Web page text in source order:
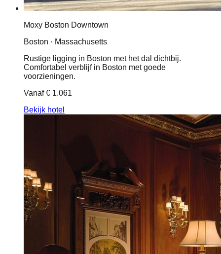
Moxy Boston Downtown
Boston · Massachusetts
Rustige ligging in Boston met het dal dichtbij.
Comfortabel verblijf in Boston met goede
voorzieningen.
Vanaf€ 1.061
Bekijk hotel